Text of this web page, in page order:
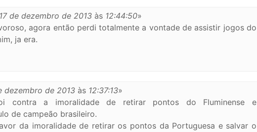
17 de dezembro de 2013 às 12:44:50»
agora então perdi totalmente a vontade de assistir jogos do
ja era.
dezembro de 2013 às 12:37:13»
contra a imoralidade de retirar pontos do Fluminense e
de campeão brasileiro.
da imoralidade de retirar os pontos da Portuguesa e salvar o